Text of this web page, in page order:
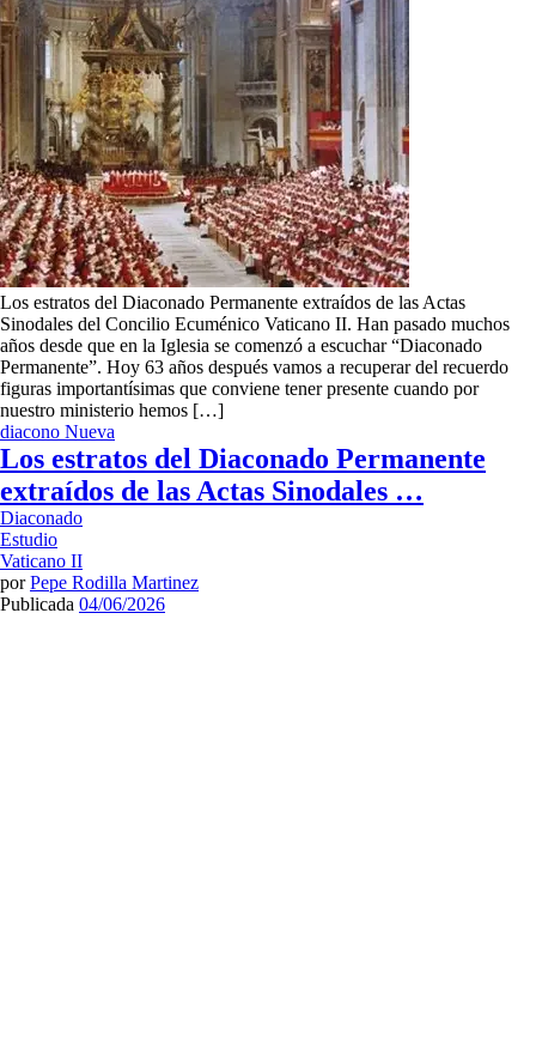
Los estratos del Diaconado Permanente extraídos de las Actas
Sinodales del Concilio Ecuménico Vaticano II. Han pasado muchos
años desde que en la Iglesia se comenzó a escuchar “Diaconado
Permanente”. Hoy 63 años después vamos a recuperar del recuerdo
figuras importantísimas que conviene tener presente cuando por
nuestro ministerio hemos […]
diacono Nueva
Los estratos del Diaconado Permanente
extraídos de las Actas Sinodales …
Diaconado
Estudio
Vaticano II
porPepe Rodilla Martinez
Publicada 04/06/2026